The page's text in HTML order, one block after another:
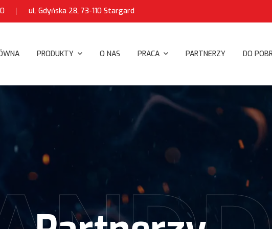
ul. Gdyńska 28, 73-110 Stargard
PRODUKTY O NAS PRACA PARTNERZY DO